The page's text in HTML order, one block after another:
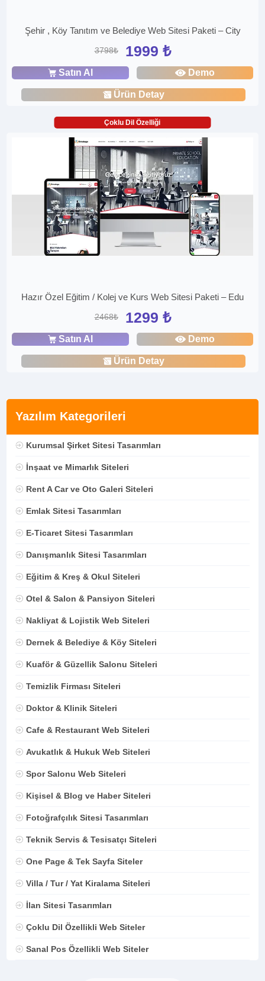
Yazılım Kategorileri
Kurumsal Şirket Sitesi Tasarımları
İnşaat ve Mimarlık Siteleri
Rent A Car ve Oto Galeri Siteleri
Emlak Sitesi Tasarımları
E-Ticaret Sitesi Tasarımları
Danışmanlık Sitesi Tasarımları
Eğitim & Kreş & Okul Siteleri
Otel & Salon & Pansiyon Siteleri
Nakliyat & Lojistik Web Siteleri
Dernek & Belediye & Köy Siteleri
Kuaför & Güzellik Salonu Siteleri
Temizlik Firması Siteleri
Doktor & Klinik Siteleri
Cafe & Restaurant Web Siteleri
Avukatlık & Hukuk Web Siteleri
Spor Salonu Web Siteleri
Kişisel & Blog ve Haber Siteleri
Fotoğrafçılık Sitesi Tasarımları
Teknik Servis & Tesisatçı Siteleri
One Page & Tek Sayfa Siteler
Villa / Tur / Yat Kiralama Siteleri
İlan Sitesi Tasarımları
Çoklu Dil Özellikli Web Siteler
Sanal Pos Özellikli Web Siteler
Şehir , Köy Tanıtım ve Belediye Web Sitesi Paketi – City
3798₺ 1999 ₺
Satın Al Demo
Ürün Detay
Çoklu Dil Özelliği
Hazır Özel Eğitim / Kolej ve Kurs Web Sitesi Paketi – Edu
2468₺ 1299 ₺
Satın Al Demo
Ürün Detay